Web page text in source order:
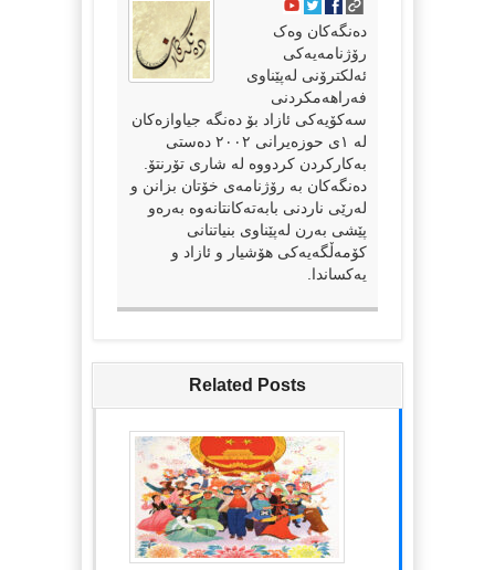
دەنگەکان وەک
رۆژنامەیەکی
ئەلکترۆنی لەپێناوی
فەراهەمکردنی
سەکۆیەکی ئازاد بۆ دەنگە جیاوازەکان
لە ١ی حوزەیرانی ٢٠٠٢ دەستی
بەکارکردن کردووە لە شاری تۆرنتۆ.
دەنگەکان بە رۆژنامەی خۆتان بزانن و
لەرێی ناردنی بابەتەکانتانەوە بەرەو
پێشی بەرن لەپێناوی بنیاتنانی
کۆمەڵگەیەکی هۆشیار و ئازاد و
یەکساندا.
Related Posts